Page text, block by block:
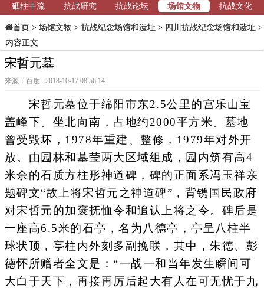
砥柱中流
抗战研究 抗战论坛 场馆文物 抗战文化
首页> 场馆文物 > 抗战纪念场馆和遗址 > 四川抗战纪念场馆和遗址 >
内容正文
宋哲元墓
来源：百度 2018-10-17 08:56:14
宋哲元墓位于绵阳市东2.5公里的宫乐山宝
盖峰下。坐北向南，占地约2000平方米。墓地
曾受毁坏，1978年重建、整修，1979年对外开
放。由园林和墓莹两大区域组成，园内筑有高4
米余的石质方柱形神道碑，碑的正面系冯玉祥亲
题碑文“故上将宋哲元之神道碑”，背镌国民政府
对宋哲元的加褒抚恤令和追认上将之令。碑后是
一座高6.5米的石亭，名为八德亭，亭呈八柱半
球状顶，亭柱内外刻多副挽联，其中，朱德、彭
德怀所赠者全文是：“一战一和当年发生瞬间可
大白于天下，再接再厉后起大有人在可无忧于九